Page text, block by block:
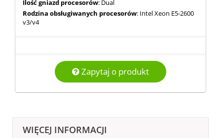
Ilość gniazd procesorów: Dual
Rodzina obsługiwanych procesorów: Intel Xeon E5-2600
v3/v4
Zapytaj o produkt
WIĘCEJ INFORMACJI